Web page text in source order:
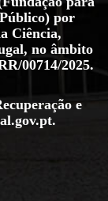
por
Ciência,
no âmbito
00714/2025.
e
.